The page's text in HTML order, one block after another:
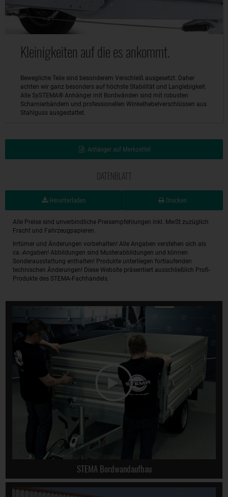
Kleinigkeiten auf die es ankommt.
Bewegliche Teile sind besonderem Verschleiß ausgesetzt. Daher
achten wir ganz besonders auf höchste Stabilität und Langlebigkeit.
Alle SySTEMA® Anhänger mit Bordwänden sind mit robusten
Scharnierbändern und professionellen Winkelhebelverschlüssen aus
Stahlguss ausgestattet.
Anhänger auf Merkzettel
DATENBLATT
Herunterladen Drucken
Alle Preise sind unverbindliche Preisempfehlungen inkl. MwSt zuzüglich
Fracht und Fahrzeugpapieren.
Irrtümer und Änderungen vorbehalten! Alle Angaben verstehen sich als
ca.-Angaben! Abbildungen sind Musterabbildungen und können
Sonderausstattung enthalten! Produkte unterliegen fortlaufenden
technischen Änderungen! Diese Website präsentiert ausschließlich Profi-
Produkte des STEMA-Fachhandels.
STEMA Bordwandaufbau